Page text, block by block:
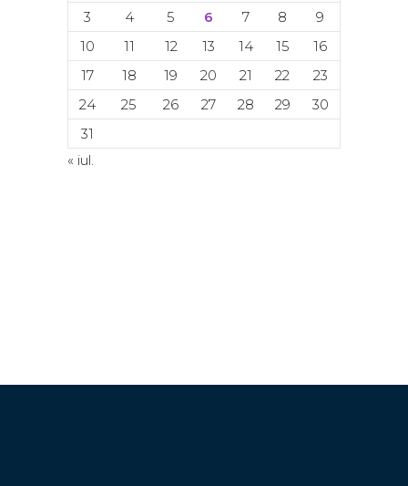
3
4 5 6 7 8
9
10
11 12 13 14 15
16
17
18 19 20 21 22
23
24
25 26 27 28 29
30
31
« iul.